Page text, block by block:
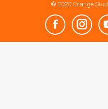
© 2020 Orange
Facebook